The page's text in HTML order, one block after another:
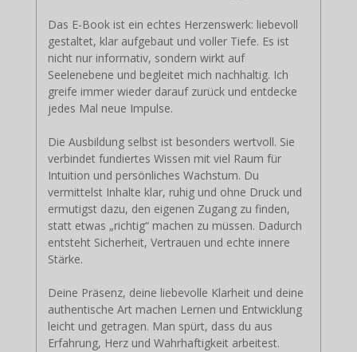
Das E-Book ist ein echtes Herzenswerk: liebevoll
gestaltet, klar aufgebaut und voller Tiefe. Es ist
nicht nur informativ, sondern wirkt auf
Seelenebene und begleitet mich nachhaltig. Ich
greife immer wieder darauf zurück und entdecke
jedes Mal neue Impulse.
Die Ausbildung selbst ist besonders wertvoll. Sie
verbindet fundiertes Wissen mit viel Raum für
Intuition und persönliches Wachstum. Du
vermittelst Inhalte klar, ruhig und ohne Druck und
ermutigst dazu, den eigenen Zugang zu finden,
statt etwas „richtig“ machen zu müssen. Dadurch
entsteht Sicherheit, Vertrauen und echte innere
Stärke.
Deine Präsenz, deine liebevolle Klarheit und deine
authentische Art machen Lernen und Entwicklung
leicht und getragen. Man spürt, dass du aus
Erfahrung, Herz und Wahrhaftigkeit arbeitest.